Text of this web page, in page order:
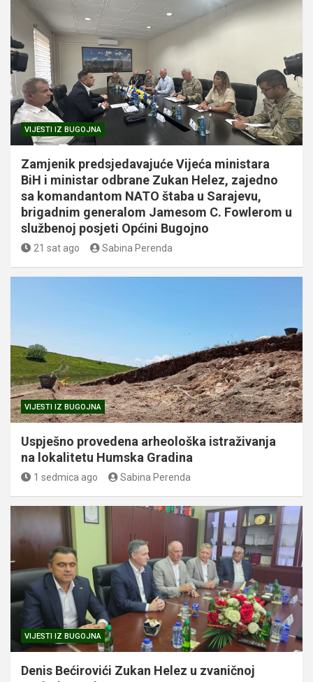
VIJESTI IZ BUGOJNA
Zamjenik predsjedavajuće Vijeća ministara
BiH i ministar odbrane Zukan Helez, zajedno
sa komandantom NATO štaba u Sarajevu,
brigadnim generalom Jamesom C. Fowlerom u
službenoj posjeti Općini Bugojno
21 sat ago Sabina Perenda
VIJESTI IZ BUGOJNA
Uspješno provedena arheološka istraživanja
na lokalitetu Humska Gradina
1 sedmica ago Sabina Perenda
VIJESTI IZ BUGOJNA
Denis Bećirovići Zukan Helez u zvaničnoj